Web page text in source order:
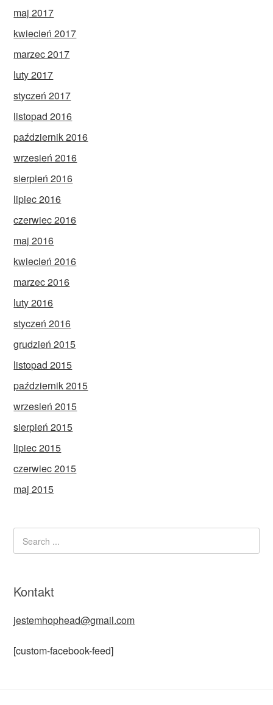
maj 2017
kwiecień 2017
marzec 2017
luty 2017
styczeń 2017
listopad 2016
październik 2016
wrzesień 2016
sierpień 2016
lipiec 2016
czerwiec 2016
maj 2016
kwiecień 2016
marzec 2016
luty 2016
styczeń 2016
grudzień 2015
listopad 2015
październik 2015
wrzesień 2015
sierpień 2015
lipiec 2015
czerwiec 2015
maj 2015
Kontakt
jestemhophead@gmail.com
[custom-facebook-feed]